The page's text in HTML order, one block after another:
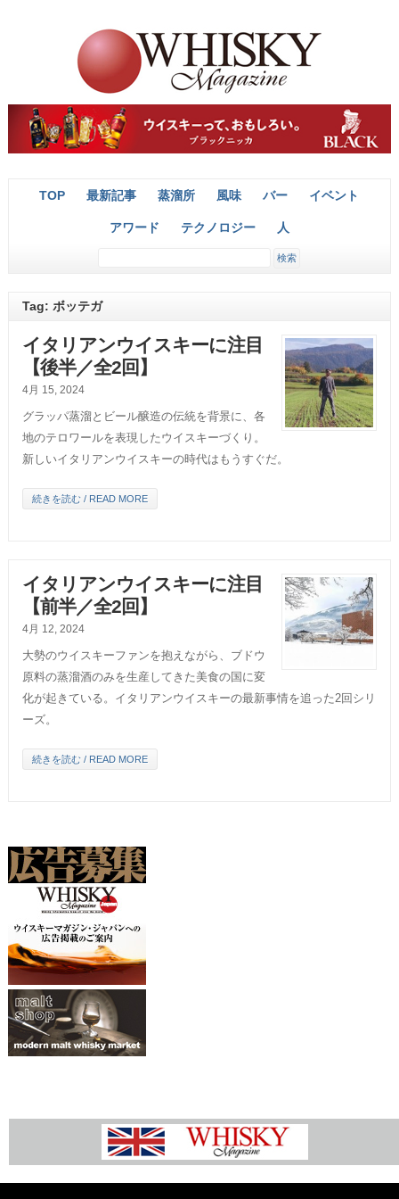
TOP 最新記事 蒸溜所 風味 バー イベント
アワード テクノロジー 人
Tag: ボッテガ
イタリアンウイスキーに注目
【後半／全2回】
4月 15, 2024
グラッパ蒸溜とビール醸造の伝統を背景に、各
地のテロワールを表現したウイスキーづくり。
新しいイタリアンウイスキーの時代はもうすぐだ。
続きを読む / READ MORE
イタリアンウイスキーに注目
【前半／全2回】
4月 12, 2024
大勢のウイスキーファンを抱えながら、ブドウ
原料の蒸溜酒のみを生産してきた美食の国に変
化が起きている。イタリアンウイスキーの最新事情を追った2回シリ
ーズ。
続きを読む / READ MORE